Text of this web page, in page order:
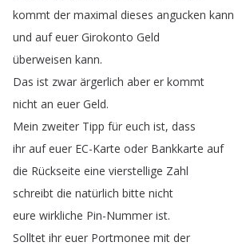
kommt der maximal dieses angucken kann
und auf euer Girokonto Geld
überweisen kann.
Das ist zwar ärgerlich aber er kommt
nicht an euer Geld.
Mein zweiter Tipp für euch ist, dass
ihr auf euer EC-Karte oder Bankkarte auf
die Rückseite eine vierstellige Zahl
schreibt die natürlich bitte nicht
eure wirkliche Pin-Nummer ist.
Solltet ihr euer Portmonee mit der